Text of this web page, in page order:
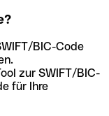
BIC-Code
zur SWIFT/BIC-
für Ihre